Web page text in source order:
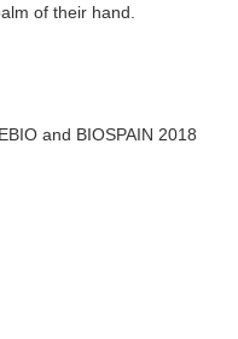
of their hand.
and BIOSPAIN 2018